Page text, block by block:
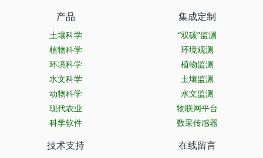
产品
土壤科学
植物科学
环境科学
水文科学
动物科学
现代农业
科学软件
集成定制
“双碳”监测
环境观测
植物监测
土壤监测
水文监测
物联网平台
数采传感器
技术支持 在线留言